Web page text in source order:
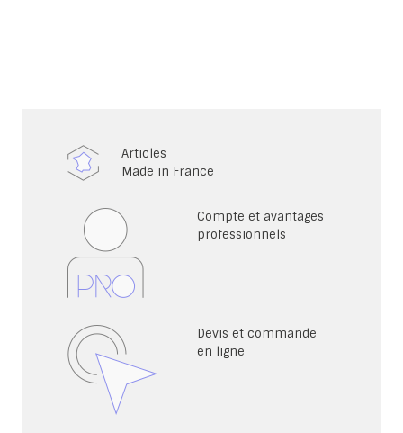
Articles
Made in France
Compte et avantages
professionnels
Devis et commande
en ligne